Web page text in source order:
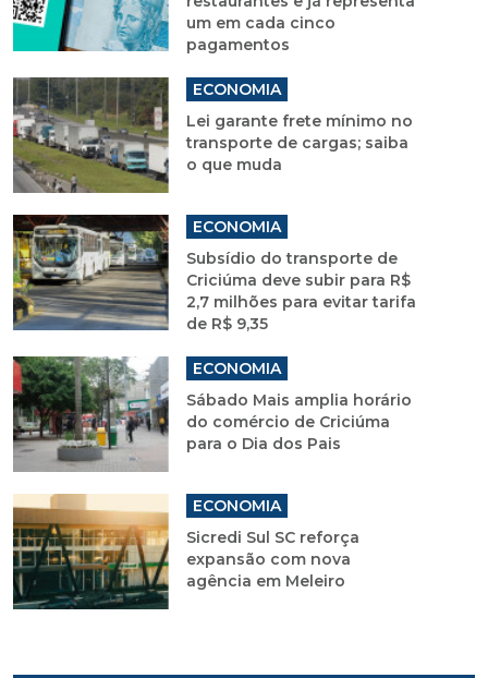
um em cada cinco
pagamentos
ECONOMIA
Lei garante frete mínimo no
transporte de cargas; saiba
o que muda
ECONOMIA
Subsídio do transporte de
Criciúma deve subir para R$
2,7 milhões para evitar tarifa
de R$ 9,35
ECONOMIA
Sábado Mais amplia horário
do comércio de Criciúma
para o Dia dos Pais
ECONOMIA
Sicredi Sul SC reforça
expansão com nova
agência em Meleiro